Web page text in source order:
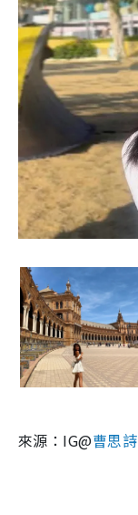
來源：IG@曹思詩